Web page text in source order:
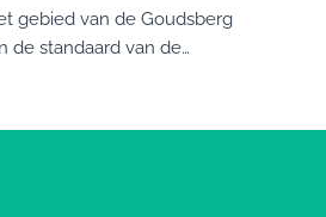
gebied van de Goudsberg
de standaard van de…